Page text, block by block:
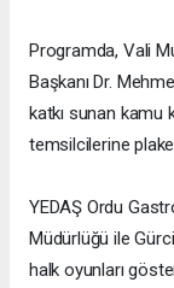
Programda, Vali
Başkanı Dr.
katkı sunan kamu
temsilcilerine
YEDAŞ Ordu
Müdürlüğü ile
halk oyunları